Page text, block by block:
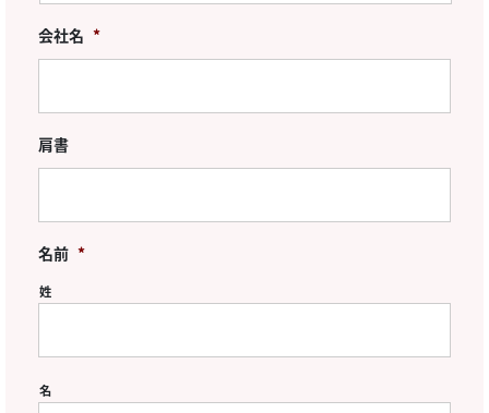
会社名 *
肩書
名前 *
姓
名